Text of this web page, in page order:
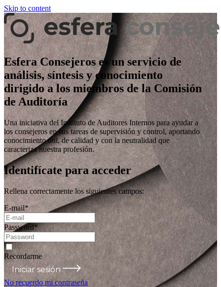
Skip to content
Esfera Consejeros es un servicio de
análisis, síntesis y conocimiento
dirigido a los miembros de la Comisión
de Auditoría
Una iniciativa del Instituto de Auditores Internos para ayudar a
los consejeros en sus tareas de supervisión y control, aportando
conocimiento útil, de calidad y con la neutralidad que
caracteriza nuestra profesión.
Identifícate para acceder
Rellena correctamente los siguientes campos:
E-mail*
Password*
Recordarme
Iniciar sesión
No recuerdo mi contraseña